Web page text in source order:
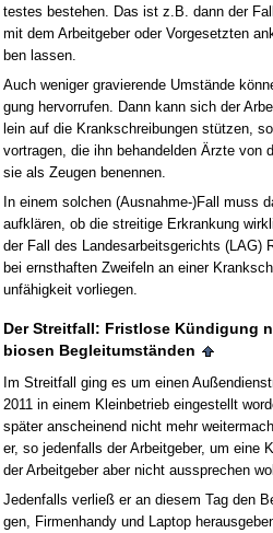
tes­tes be­ste­hen. Das ist z.B. dann der
mit dem Ar­beit­ge­ber oder Vor­ge­setz­ten
ben las­sen.
Auch we­ni­ger gra­vie­ren­de Umstände
gung her­vor­ru­fen. Dann kann sich der
lein auf die Krank­schrei­bun­gen stützen,
vor­tra­gen, die ihn be­han­del­den Ärz­te von
sie als Zeu­gen be­nen­nen.
In ei­nem sol­chen (Aus­nah­me-)Fall muss
aufklären, ob die strei­ti­ge Er­kran­kung
der Fall des Lan­des­ar­beits­ge­richts (LAG)
bei ernst­haf­ten Zwei­feln an ei­ner
unfähig­keit vor­lie­gen.
Der Streit­fall: Frist­lo­se Kündi­gung
bio­sen Be­gleit­umständen
Im Streit­fall ging es um ei­nen
2011 in ei­nem Klein­be­trieb ein­ge­stellt
später an­schei­nend nicht mehr
er, so je­den­falls der Ar­beit­ge­ber, um ei­ne
der Ar­beit­ge­ber aber nicht aus­spre­chen
Je­den­falls ver­ließ er an die­sem Tag den
gen, Fir­men­han­dy und Lap­top